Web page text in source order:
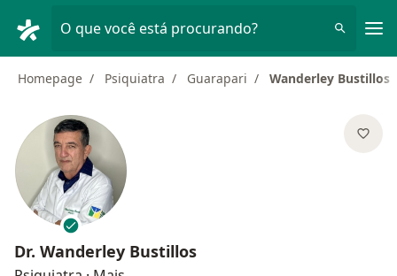
O que você está procurando?
Homepage Psiquiatra Guarapari Wanderley Bustillos
Dr. Wanderley Bustillos